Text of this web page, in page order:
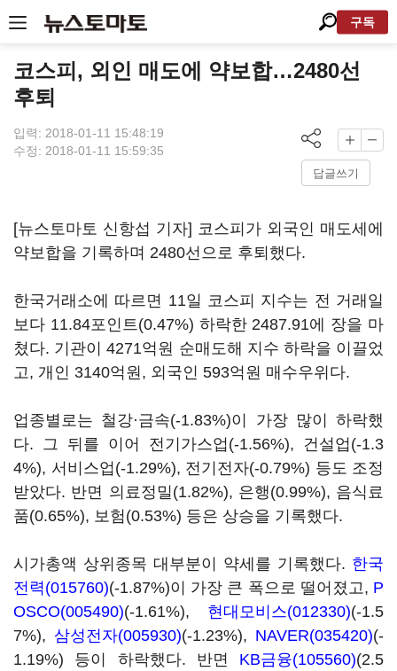
구독
코스피, 외인 매도에 약보합…2480선
후퇴
입력: 2018-01-11 15:48:19
수정: 2018-01-11 15:59:35
답글쓰기
[뉴스토마토 신항섭 기자] 코스피가 외국인 매도세에
약보합을 기록하며 2480선으로 후퇴했다.
한국거래소에 따르면 11일 코스피 지수는 전 거래일
보다 11.84포인트(0.47%) 하락한 2487.91에 장을 마
쳤다. 기관이 4271억원 순매도해 지수 하락을 이끌었
고, 개인 3140억원, 외국인 593억원 매수우위다.
업종별로는 철강·금속(-1.83%)이 가장 많이 하락했
다. 그 뒤를 이어 전기가스업(-1.56%), 건설업(-1.3
4%), 서비스업(-1.29%), 전기전자(-0.79%) 등도 조정
받았다. 반면 의료정밀(1.82%), 은행(0.99%), 음식료
품(0.65%), 보험(0.53%) 등은 상승을 기록했다.
시가총액 상위종목 대부분이 약세를 기록했다. 한국
전력(015760)(-1.87%)이 가장 큰 폭으로 떨어졌고, P
OSCO(005490)(-1.61%), 현대모비스(012330)(-1.5
7%), 삼성전자(005930)(-1.23%), NAVER(035420)(-
1.19%) 등이 하락했다. 반면 KB금융(105560)(2.5